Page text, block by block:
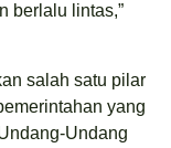
berlalu lintas,”
salah satu pilar
yang
Undang